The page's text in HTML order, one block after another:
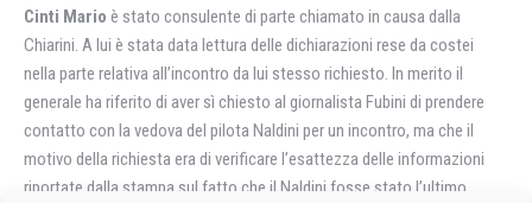
Cinti Mario è stato consulente di parte chiamato in causa dalla
Chiarini. A lui è stata data lettura delle dichiarazioni rese da costei
nella parte relativa all’incontro da lui stesso richiesto. In merito il
generale ha riferito di aver sì chiesto al giornalista Fubini di prendere
contatto con la vedova del pilota Naldini per un incontro, ma che il
motivo della richiesta era di verificare l’esattezza delle informazioni
riportate dalla stampa sul fatto che il Naldini fosse stato l’ultimo